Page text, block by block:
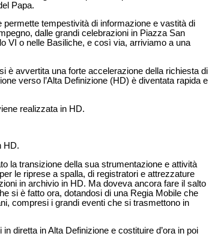
Papa.
permette tempestività di informazione e vastità di
dalle grandi celebrazioni in Piazza San
VI o nelle Basiliche, e così via, arriviamo a una
è avvertita una forte accelerazione della richiesta di
verso l’Alta Definizione (HD) è diventata rapida e
realizzata in HD.
HD.
la transizione della sua strumentazione e attività
le riprese a spalla, di registratori e attrezzature
in archivio in HD. Ma doveva ancora fare il salto
si è fatto ora, dotandosi di una Regia Mobile che
compresi i grandi eventi che si trasmettono in
diretta in Alta Definizione e costituire d’ora in poi